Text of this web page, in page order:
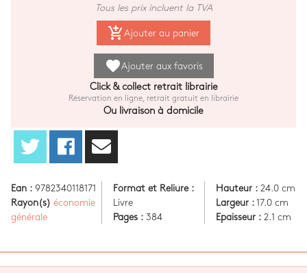
Tous les prix incluent la TVA
add_shopping_cart Ajouter au panier
favoriteAjouter aux favoris
Click & collect retrait librairie
Réservation en ligne, retrait gratuit en librairie
Ou livraison à domicile
Ean : 9782340118171
Rayon(s) économie
générale
Format et Reliure :
Livre
Pages : 384
Hauteur :24.0 cm
Largeur :17.0 cm
Epaisseur :2.1 cm